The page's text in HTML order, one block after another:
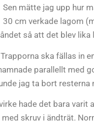
Sen mätte jag upp hur
30 cm verkade lagom
så att det blev
ska fällas in
parallellt med
jag ta bort resterna
hade det bara varit
skruv i ändträt.